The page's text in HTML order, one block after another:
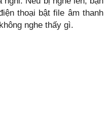
thoại bật file âm thanh
nghe thấy gì.